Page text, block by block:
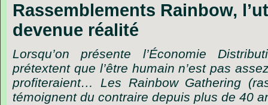
Rassemblements Rainbow,
devenue réalité
Lorsqu’on présente l’Économie
prétextent que l’être humain n’est pas
profiteraient… Les Rainbow Gathering
témoignent du contraire depuis plus de 40